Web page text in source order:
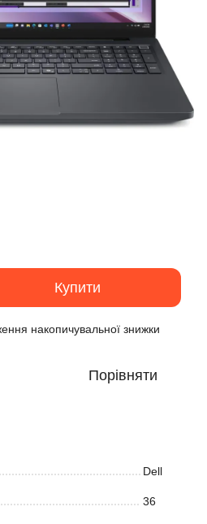
Купити
накопичувальної знижки
Порівняти
Dell
36